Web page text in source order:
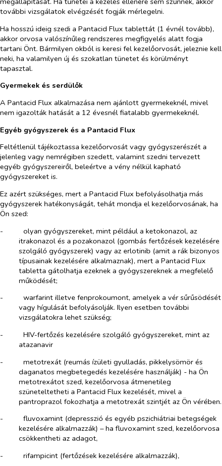
további vizsgálatok elvégzését fogják mérlegelni.
Ha hosszú ideig szedi a Pantacid Flux tablettát (1 évnél tovább),
akkor orvosa valószínűleg rendszeres megfigyelés alatt fogja
tartani Önt. Bármilyen okból is keresi fel kezelőorvosát, jeleznie kell
neki, ha valamilyen új és szokatlan tünetet és körülményt
tapasztal.
Gyermekek és serdülők
A Pantacid Flux alkalmazása nem ajánlott gyermekeknél, mivel
nem igazolták hatását a 12 évesnél fiatalabb gyermekeknél.
Egyéb gyógyszerek és a Pantacid Flux
Feltétlenül tájékoztassa kezelőorvosát vagy gyógyszerészét a
jelenleg vagy nemrégiben szedett, valamint szedni tervezett
egyéb gyógyszereiről, beleértve a vény nélkül kapható
gyógyszereket is.
Ez azért szükséges, mert a Pantacid Flux befolyásolhatja más
gyógyszerek hatékonyságát, tehát mondja el kezelőorvosának, ha
Ön szed:
-​
olyan gyógyszereket, mint például a ketokonazol, az
itrakonazol és a pozakonazol (gombás fertőzések kezelésére
szolgáló gyógyszerek) vagy az erlotinib (amit a rák bizonyos
típusainak kezelésére alkalmaznak), mert a Pantacid Flux
tabletta gátolhatja ezeknek a gyógyszereknek a megfelelő
működését;
-​
warfarint illetve fenprokoumont, amelyek a vér sűrűsödését
vagy hígulását befolyásolják. Ilyen esetben további
vizsgálatokra lehet szükség;
-​
HIV-fertőzés kezelésére szolgáló gyógyszereket, mint az
atazanavir
-​
metotrexát (reumás ízületi gyulladás, pikkelysömör és
daganatos megbetegedés kezelésére használják) - ha Ön
metotrexátot szed, kezelőorvosa átmenetileg
szüneteltetheti a Pantacid Flux kezelését, mivel a
pantroprazol fokozhatja a metotrexát szintjét az Ön vérében.
-​
fluvoxamint (depresszió és egyéb pszichiátriai betegségek
kezelésére alkalmazzák) – ha fluvoxamint szed, kezelőorvosa
csökkentheti az adagot,
-​
rifampicint (fertőzések kezelésére alkalmazzák),